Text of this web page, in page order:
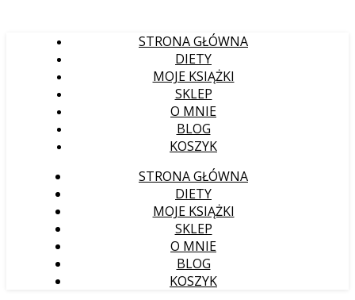
STRONA GŁÓWNA
DIETY
MOJE KSIĄŻKI
SKLEP
O MNIE
BLOG
KOSZYK
STRONA GŁÓWNA
DIETY
MOJE KSIĄŻKI
SKLEP
O MNIE
BLOG
KOSZYK